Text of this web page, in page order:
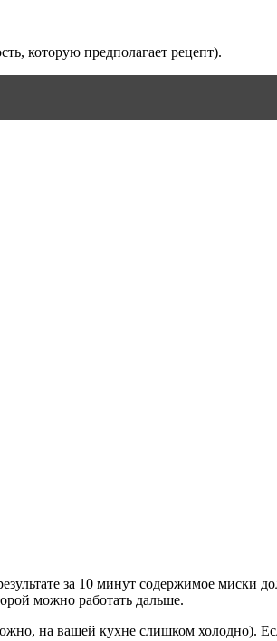
которую предполагает рецепт).
за 10 минут содержимое миски
можно работать дальше.
на вашей кухне слишком холодно).